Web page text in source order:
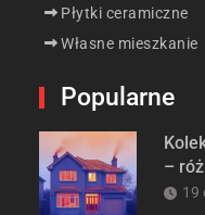
Płytki ceramiczne
Własne mieszkanie
Popularne
–
19